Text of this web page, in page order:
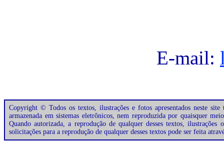
E-mail:
Copyright © Todos os textos, ilustrações e fotos apresentados neste
armazenada em sistemas eletrônicos, nem reproduzida por quaisquer
Quando autorizada, a reprodução de qualquer desses textos,
solicitações para a reprodução de qualquer desses textos pode ser feita